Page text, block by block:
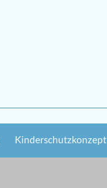
Kinderschutzkonzept